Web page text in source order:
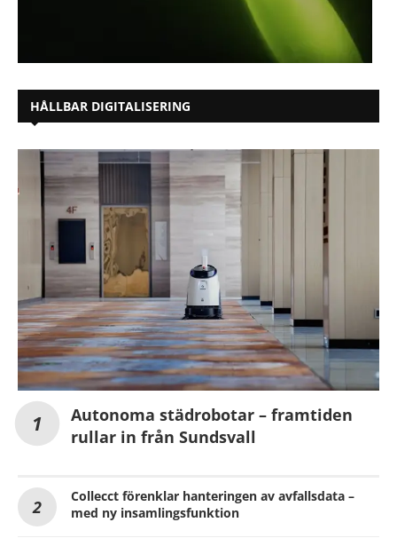
HÅLLBAR DIGITALISERING
Autonoma städrobotar – framtiden
rullar in från Sundsvall
Collecct förenklar hanteringen av avfallsdata –
med ny insamlingsfunktion